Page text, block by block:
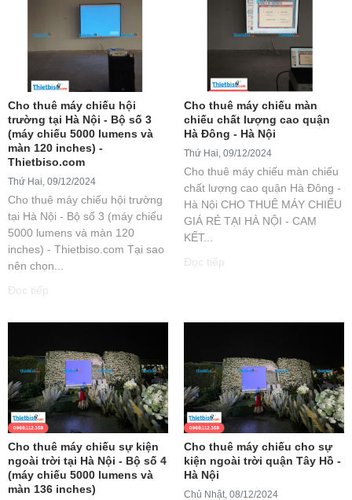
Cho thuê máy chiếu hội
trường tại Hà Nội - Bộ số 3
(máy chiếu 5000 lumens và
màn 120 inches) -
Thietbiso.com
Thứ Hai, 09/12/2024
Cho thuê máy chiếu hội trường
tại Hà Nội - Bộ số 3 (máy chiếu
5000 lumens và màn 120
inches) - Thietbiso.com Tại sao
nên chọn...
Đọc tiếp
Cho thuê máy chiếu màn
chiếu chất lượng cao quận
Hà Đông - Hà Nội
Thứ Hai, 09/12/2024
Cho thuê máy chiếu màn chiếu
chất lượng cao quận Hà Đông -
Hà Nội CHO THUÊ MÁY CHIẾU
GIÁ RẺ TẠI HÀ NỘI - CAM
KẾT...
Đọc tiếp
Cho thuê máy chiếu sự kiện
ngoài trời tại Hà Nội - Bộ số 4
(máy chiếu 5000 lumens và
màn 136 inches)
Cho thuê máy chiếu cho sự
kiện ngoài trời quận Tây Hồ -
Hà Nội
Chủ Nhật, 08/12/2024